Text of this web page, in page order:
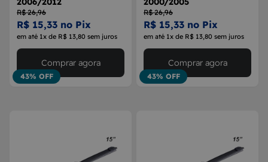
R$ 26,96
R$ 15,33 no Pix
em até 1x de R$ 13,80 sem juros
43% OFF
Comprar agora
R$ 26,96
R$ 15,33 no Pix
em até 1x de R$ 13,80 sem juros
43% OFF
Comprar agora